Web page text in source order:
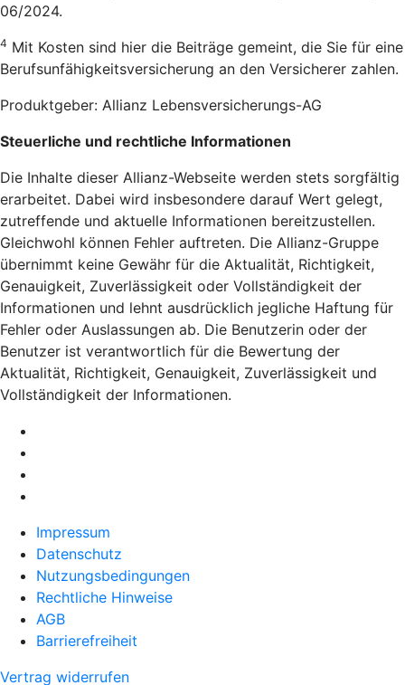
06/2024.
4 Mit Kosten sind hier die Beiträge gemeint, die Sie für eine
Berufsunfähigkeitsversicherung an den Versicherer zahlen.
Produktgeber: Allianz Lebensversicherungs-AG
Steuerliche und rechtliche Informationen
Die Inhalte dieser Allianz-Webseite werden stets sorgfältig
erarbeitet. Dabei wird insbesondere darauf Wert gelegt,
zutreffende und aktuelle Informationen bereitzustellen.
Gleichwohl können Fehler auftreten. Die Allianz-Gruppe
übernimmt keine Gewähr für die Aktualität, Richtigkeit,
Genauigkeit, Zuverlässigkeit oder Vollständigkeit der
Informationen und lehnt ausdrücklich jegliche Haftung für
Fehler oder Auslassungen ab. Die Benutzerin oder der
Benutzer ist verantwortlich für die Bewertung der
Aktualität, Richtigkeit, Genauigkeit, Zuverlässigkeit und
Vollständigkeit der Informationen.
Impressum
Datenschutz
Nutzungsbedingungen
Rechtliche Hinweise
AGB
Barrierefreiheit
Vertrag widerrufen